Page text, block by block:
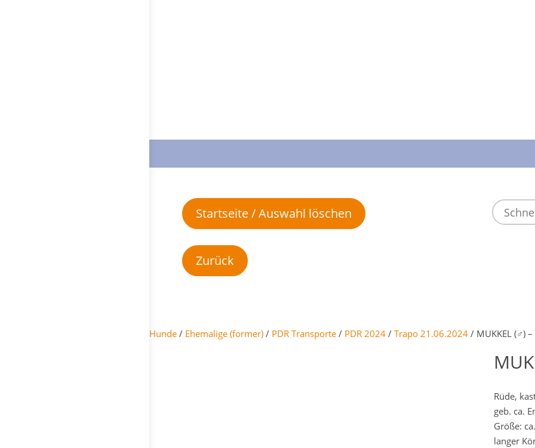
Startseite / Auswahl löschen
Hunde / Ehemalige (former) / PDR Transporte / PDR 2024 / Trapo 21.06.2024 / MUKKEL (♂)
Rüde,
geb. ca.
Größe:
langer